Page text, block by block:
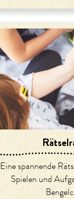
Eine spannende
Spielen und